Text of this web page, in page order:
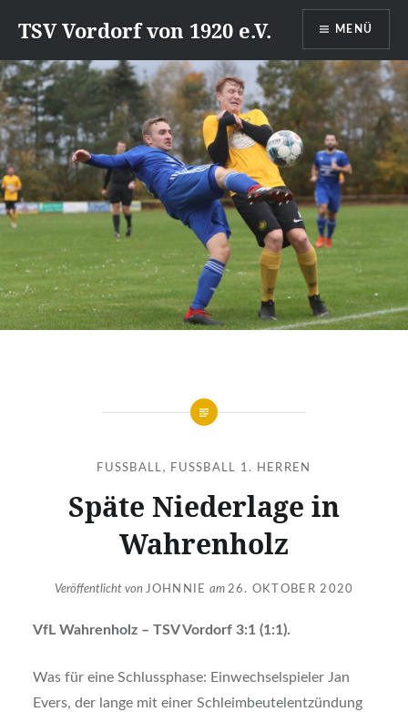
zumTSV Vordorf von 1920 e.V. MENÜ
FUSSBALL, FUSSBALL 1. HERREN
Späte Niederlage in
Wahrenholz
Veröffentlicht von JOHNNIE am 26. OKTOBER 2020
VfL Wahrenholz – TSV Vordorf 3:1 (1:1).
Was für eine Schlussphase: Einwechselspieler Jan
Evers, der lange mit einer Schleimbeutelentzündung